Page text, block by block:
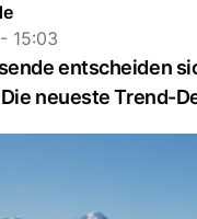
15:03
entscheiden
neueste Trend-